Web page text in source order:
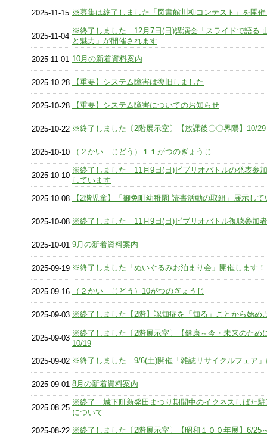
2025-11-15 ※募集は終了しました「図書館川柳コンテスト」を開
2025-11-04
※終了しました 12月7日(日)講演会「スライドで語る
と魅力」が開催されます
2025-11-01 10月の新着資料案内
2025-10-28 【重要】システム障害は復旧しました
2025-10-28 【重要】システム障害についてのお知らせ
2025-10-22 ※終了しました〔2階展示室〕【放課後〇〇界隈】10/
2025-10-10 （２かい じどう）１１がつのぎょうじ
2025-10-10
※終了しました 11月9日(日)ビブリオバトルの発表参
しています
2025-10-08 【2階児童】「御免町幼稚園 読書活動の取組」展示して
2025-10-08 ※終了しました 11月9日(日)ビブリオバトル視聴参加
2025-10-01 9月の新着資料案内
2025-09-19 ※終了しました「ぬいぐるみお泊まり会」開催します！
2025-09-16 （２かい じどう）10がつのぎょうじ
2025-09-03 ※終了しました【2階】認知症を「知る」ことから始め
2025-09-03
※終了しました〔2階展示室〕【健康～今・未来のため
10/19
2025-09-02 ※終了しました 9/6(土)開催「雑誌リサイクルフェア」
2025-09-01 8月の新着資料案内
2025-08-25
※終了 城下町新発田まつり期間中のイクネスしばた駐
について
2025-08-22 ※終了しました〔2階展示室〕【昭和１００年展】6/25